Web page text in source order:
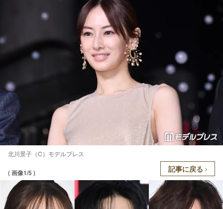
北川景子（C）モデルプレス
( 画像1/5 ) 記事に戻る